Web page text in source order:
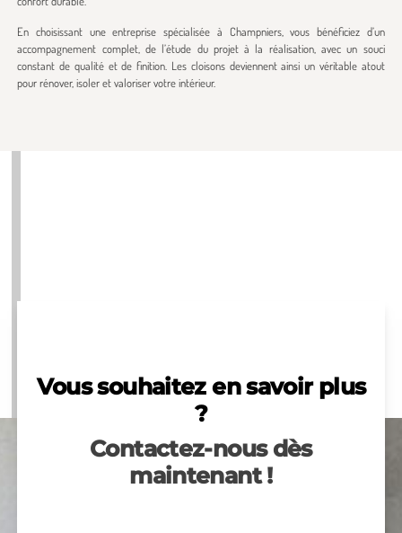
En choisissant une entreprise spécialisée à Champniers, vous bénéficiez d’un
accompagnement complet, de l’étude du projet à la réalisation, avec un souci
constant de qualité et de finition. Les cloisons deviennent ainsi un véritable atout
pour rénover, isoler et valoriser votre intérieur.
Vous souhaitez en savoir plus
?
Contactez-nous dès
maintenant !